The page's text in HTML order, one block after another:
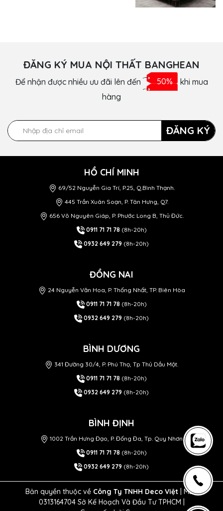
ĐĂNG KÝ MUA NỘI THẤT BANGHEAN
Để nhận được nhiều ưu đãi lên đến 50% khi mua
hàng
ĐĂNG KÝ
HỒ CHÍ MINH
69/52 Nguyễn Gia Trí, P.25, Q.Bình Thạnh.
445 Trần Xuân Soạn, P. Tân Hưng, Q7.
656 Võ Nguyên Giáp, P. Phước Long B, Thủ Đức.
0911 71 71 78 (8h-20h)
0932 649 279 (8h-20h)
ĐỒNG NAI
24 Nguyễn Văn Hoa, P. Thống Nhất, TP. Biên Hòa
0911 71 71 78 (8h-20h)
0932 649 279 (8h-20h)
BÌNH DƯƠNG
341 Đường 30/4, P. Phú Thọ, Tp Thủ Dầu Một.
0911 71 71 78 (8h-20h)
0932 649 279 (8h-20h)
BÌNH ĐỊNH
1002 Trần Hưng Đạo, P. Đống Đa, Tp. Quy Nhơn
0911 71 71 78 (8h-20h)
0932 649 279 (8h-20h)
Bản quyền thuộc về Công Ty TNHH Deco Việt | MST
0313164704 Sở Kế Hoạch Và Đầu Tư TPHCM |